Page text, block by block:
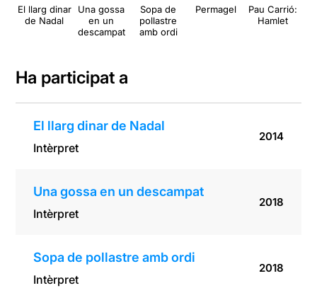
El llarg dinar
de Nadal
Una gossa
en un
descampat
Sopa de
pollastre
amb ordi
Permagel
Pau Carrió:
Hamlet
Ha participat a
El llarg dinar de Nadal
Intèrpret
2014
Una gossa en un descampat
Intèrpret
2018
Sopa de pollastre amb ordi
Intèrpret
2018